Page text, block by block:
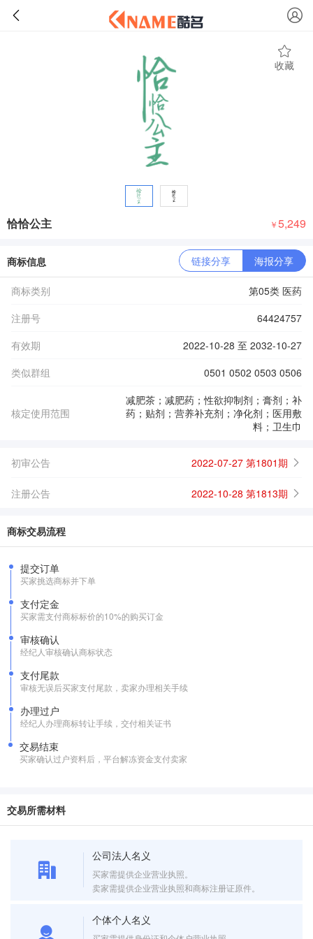
收藏
恰恰公主 ￥5,249
商标信息 链接分享 海报分享
商标类别
第05类 医药
注册号
64424757
有效期
2022-10-28 至 2032-10-27
类似群组
0501 0502 0503 0506
核定使用范围
减肥茶；减肥药；性欲抑制剂；膏剂；补
药；贴剂；营养补充剂；净化剂；医用敷
料；卫生巾
初审公告 2022-07-27 第1801期
注册公告 2022-10-28 第1813期
商标交易流程
提交订单
买家挑选商标并下单
支付定金
买家需支付商标标价的10%的购买订金
审核确认
经纪人审核确认商标状态
支付尾款
审核无误后买家支付尾款，卖家办理相关手续
办理过户
经纪人办理商标转让手续，交付相关证书
交易结束
买家确认过户资料后，平台解冻资金支付卖家
交易所需材料
公司法人名义
买家需提供企业营业执照。
卖家需提供企业营业执照和商标注册证原件。
个体个人名义